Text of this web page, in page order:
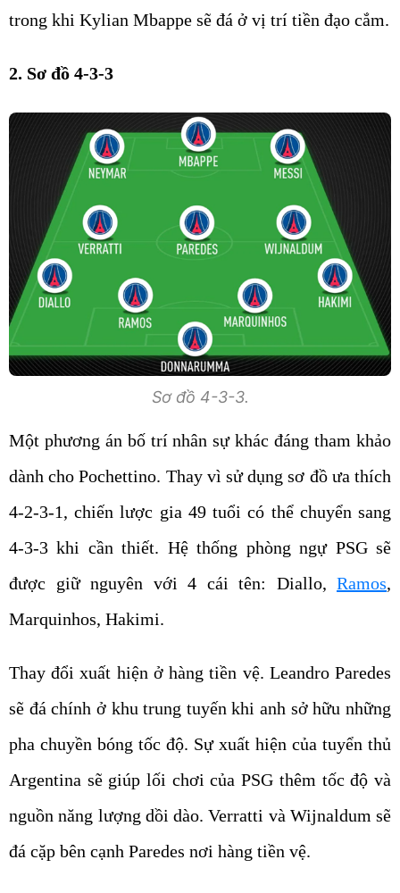
trong khi Kylian Mbappe sẽ đá ở vị trí tiền đạo cắm.
2. Sơ đồ 4-3-3
Sơ đồ 4-3-3.
Một phương án bố trí nhân sự khác đáng tham khảo
dành cho Pochettino. Thay vì sử dụng sơ đồ ưa thích
4-2-3-1, chiến lược gia 49 tuổi có thể chuyển sang
4-3-3 khi cần thiết. Hệ thống phòng ngự PSG sẽ
được giữ nguyên với 4 cái tên: Diallo, Ramos,
Marquinhos, Hakimi.
Thay đổi xuất hiện ở hàng tiền vệ. Leandro Paredes
sẽ đá chính ở khu trung tuyến khi anh sở hữu những
pha chuyền bóng tốc độ. Sự xuất hiện của tuyển thủ
Argentina sẽ giúp lối chơi của PSG thêm tốc độ và
nguồn năng lượng dồi dào. Verratti và Wijnaldum sẽ
đá cặp bên cạnh Paredes nơi hàng tiền vệ.